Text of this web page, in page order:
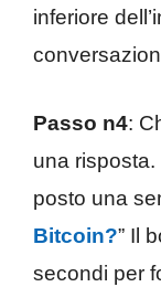
inferiore
Passo n4:
una
posto una
Bitcoin?” Il
secondi per